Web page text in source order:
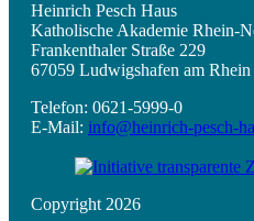
Heinrich Pesch Haus
Katholische Akademie Rhein-
Frankenthaler Straße 229
67059 Ludwigshafen am Rhein
Telefon: 0621-5999-0
E-Mail: info@heinrich-pesch-
Copyright 2026